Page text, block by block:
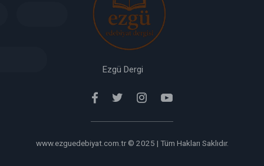
Ezgü Dergi
www.ezguedebiyat.com.tr © 2025 | Tüm Hakları Saklıdır.